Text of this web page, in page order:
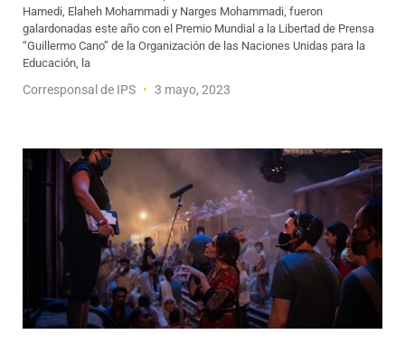
Hamedi, Elaheh Mohammadi y Narges Mohammadi, fueron
galardonadas este año con el Premio Mundial a la Libertad de Prensa
“Guillermo Cano” de la Organización de las Naciones Unidas para la
Educación, la
Corresponsal de IPS 3 mayo, 2023